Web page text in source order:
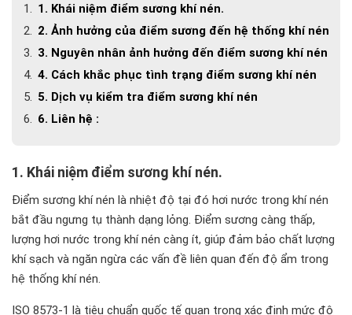
1. Khái niệm điểm sương khí nén.
2. Ảnh hưởng của điểm sương đến hệ thống khí nén
3. Nguyên nhân ảnh hưởng đến điểm sương khí nén
4. Cách khắc phục tình trạng điểm sương khí nén
5. Dịch vụ kiểm tra điểm sương khí nén
6. Liên hệ :
1. Khái niệm điểm sương khí nén.
Điểm sương khí nén là nhiệt độ tại đó hơi nước trong khí nén
bắt đầu ngưng tụ thành dạng lỏng. Điểm sương càng thấp,
lượng hơi nước trong khí nén càng ít, giúp đảm bảo chất lượng
khí sạch và ngăn ngừa các vấn đề liên quan đến độ ẩm trong
hệ thống khí nén.
ISO 8573-1 là tiêu chuẩn quốc tế quan trọng xác định mức độ